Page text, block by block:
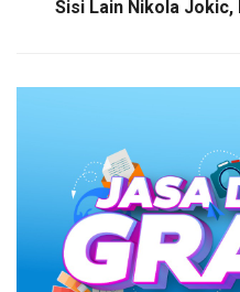
Sisi Lain Nikola Jokic,